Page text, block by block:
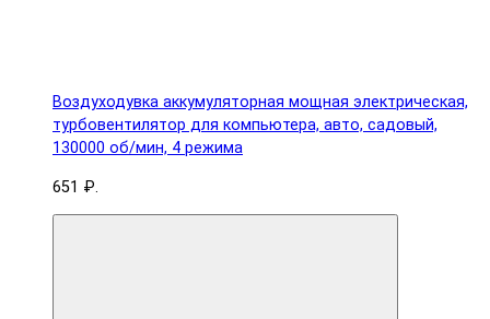
Воздуходувка аккумуляторная мощная электрическая,
турбовентилятор для компьютера, авто, садовый,
130000 об/мин, 4 режима
651 ₽.